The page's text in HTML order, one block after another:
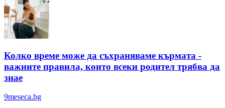
Колко време може да съхраняваме кърмата -
важните правила, които всеки родител трябва да
знае
9meseca.bg